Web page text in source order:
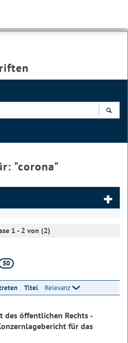
"corona"
1 - 2 von (2)
50
Titel Relevanz
des öffentlichen Rechts -
für das